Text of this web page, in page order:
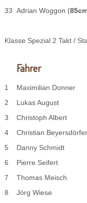
33 Adrian Woggon (
Klasse Spezial 2 Takt /
Fahrer
1 Maximilian Donner
2
Lukas August
3
Christoph Albert
4
Christian Beyersdörfer
5
Danny Schmidt
6
Pierre Seifert
7
Thomas Meisch
8
Jörg Wiese